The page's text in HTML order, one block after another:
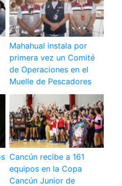
Mahahual instala por
primera vez un Comité
de Operaciones en el
Muelle de Pescadores
Cancún recibe a 161
equipos en la Copa
Cancún Junior de